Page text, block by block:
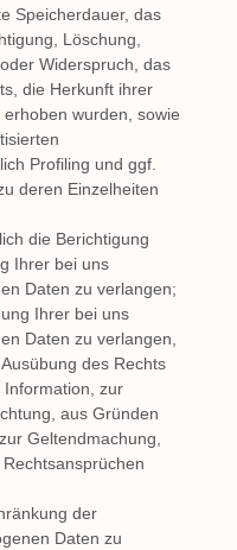
Speicherdauer, das
Löschung,
Widerspruch, das
die Herkunft ihrer
wurden, sowie
Profiling und ggf.
deren Einzelheiten
die Berichtigung
Ihrer bei uns
Daten zu verlangen;
Ihrer bei uns
Daten zu verlangen,
des Rechts
zur
aus Gründen
Geltendmachung,
der
Daten zu